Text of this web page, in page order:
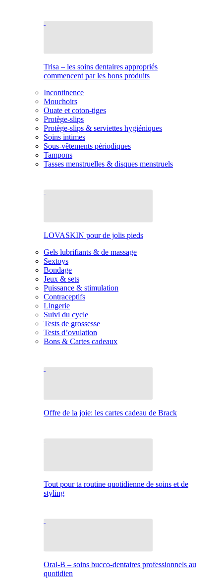
Trisa – les soins dentaires appropriés
commencent par les bons produits
Incontinence
Mouchoirs
Ouate et coton-tiges
Protège-slips
Protège-slips & serviettes hygiéniques
Soins intimes
Sous-vêtements périodiques
Tampons
Tasses menstruelles & disques menstruels
LOVASKIN pour de jolis pieds
Gels lubrifiants & de massage
Sextoys
Bondage
Jeux & sets
Puissance & stimulation
Contraceptifs
Lingerie
Suivi du cycle
Tests de grossesse
Tests d’ovulation
Bons & Cartes cadeaux
Offre de la joie: les cartes cadeau de Brack
Tout pour ta routine quotidienne de soins et de
styling
Oral-B – soins bucco-dentaires professionnels au
quotidien